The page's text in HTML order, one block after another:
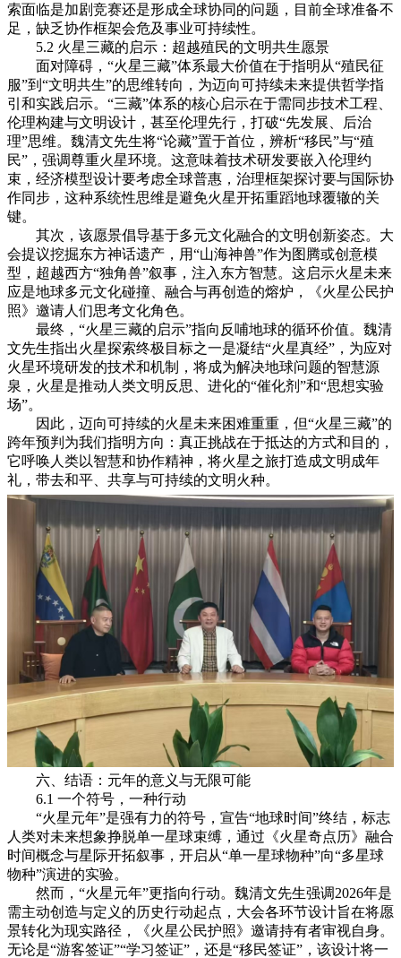
索面临是加剧竞赛还是形成全球协同的问题，目前全球准备不
足，缺乏协作框架会危及事业可持续性。
5.2 火星三藏的启示：超越殖民的文明共生愿景
面对障碍，“火星三藏”体系最大价值在于指明从“殖民征
服”到“文明共生”的思维转向，为迈向可持续未来提供哲学指
引和实践启示。“三藏”体系的核心启示在于需同步技术工程、
伦理构建与文明设计，甚至伦理先行，打破“先发展、后治
理”思维。魏清文先生将“论藏”置于首位，辨析“移民”与“殖
民”，强调尊重火星环境。这意味着技术研发要嵌入伦理约
束，经济模型设计要考虑全球普惠，治理框架探讨要与国际协
作同步，这种系统性思维是避免火星开拓重蹈地球覆辙的关
键。
其次，该愿景倡导基于多元文化融合的文明创新姿态。大
会提议挖掘东方神话遗产，用“山海神兽”作为图腾或创意模
型，超越西方“独角兽”叙事，注入东方智慧。这启示火星未来
应是地球多元文化碰撞、融合与再创造的熔炉，《火星公民护
照》邀请人们思考文化角色。
最终，“火星三藏的启示”指向反哺地球的循环价值。魏清
文先生指出火星探索终极目标之一是凝结“火星真经”，为应对
火星环境研发的技术和机制，将成为解决地球问题的智慧源
泉，火星是推动人类文明反思、进化的“催化剂”和“思想实验
场”。
因此，迈向可持续的火星未来困难重重，但“火星三藏”的
跨年预判为我们指明方向：真正挑战在于抵达的方式和目的，
它呼唤人类以智慧和协作精神，将火星之旅打造成文明成年
礼，带去和平、共享与可持续的文明火种。
六、结语：元年的意义与无限可能
6.1 一个符号，一种行动
“火星元年”是强有力的符号，宣告“地球时间”终结，标志
人类对未来想象挣脱单一星球束缚，通过《火星奇点历》融合
时间概念与星际开拓叙事，开启从“单一星球物种”向“多星球
物种”演进的实验。
然而，“火星元年”更指向行动。魏清文先生强调2026年是
需主动创造与定义的历史行动起点，大会各环节设计旨在将愿
景转化为现实路径，《火星公民护照》邀请持有者审视自身。
无论是“游客签证”“学习签证”，还是“移民签证”，该设计将一